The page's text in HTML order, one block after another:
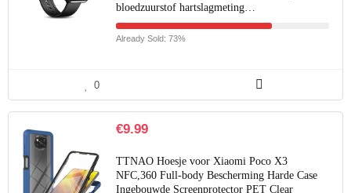
bloedzuurstof hartslagmeting…
Already Sold: 73%
0
€9.99
TTNAO Hoesje voor Xiaomi Poco X3
NFC,360 Full-body Bescherming Harde Case
Ingebouwde Screenprotector PET Clear